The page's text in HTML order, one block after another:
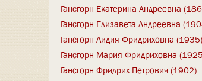
Гансгорн Екатерина Андреевна
Гансгорн Елизавета Андреевна
Гансгорн Лидия Фридриховна (1935)
Гансгорн Мария Фридриховна
Гансгорн Фридрих Петрович (1902)